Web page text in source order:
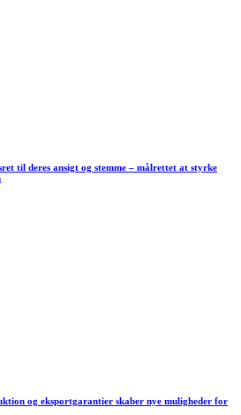
til deres ansigt og stemme – målrettet at styrke
og eksportgarantier skaber nye muligheder for